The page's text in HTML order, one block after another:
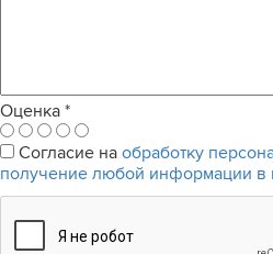
Оценка *
Согласие на обработку
получение любой информации в